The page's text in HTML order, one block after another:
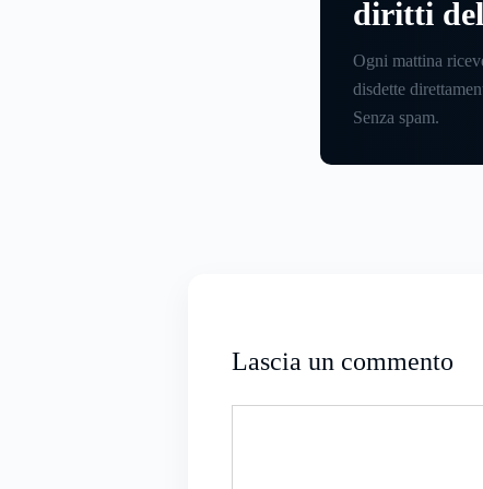
diritti
Ogni mattina
disdette
Senza spam.
Lascia un commento